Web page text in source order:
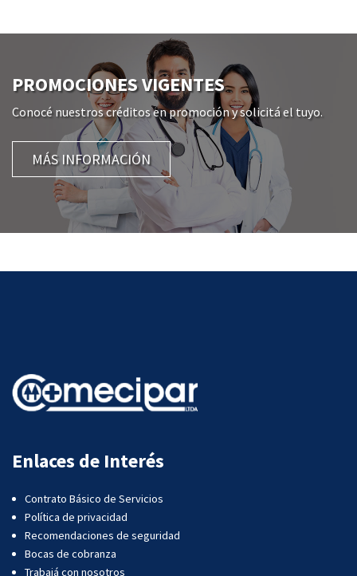
PROMOCIONES VIGENTES
Conocé nuestros créditos en promoción y solicitá el tuyo.
MÁS INFORMACIÓN
Enlaces de Interés
Contrato Básico de Servicios
Política de privacidad
Recomendaciones de seguridad
Bocas de cobranza
Trabajá con nosotros